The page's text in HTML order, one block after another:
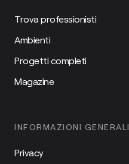
Trova professionisti
Ambienti
Progetti completi
Magazine
INFORMAZIONI GENERALI
Privacy